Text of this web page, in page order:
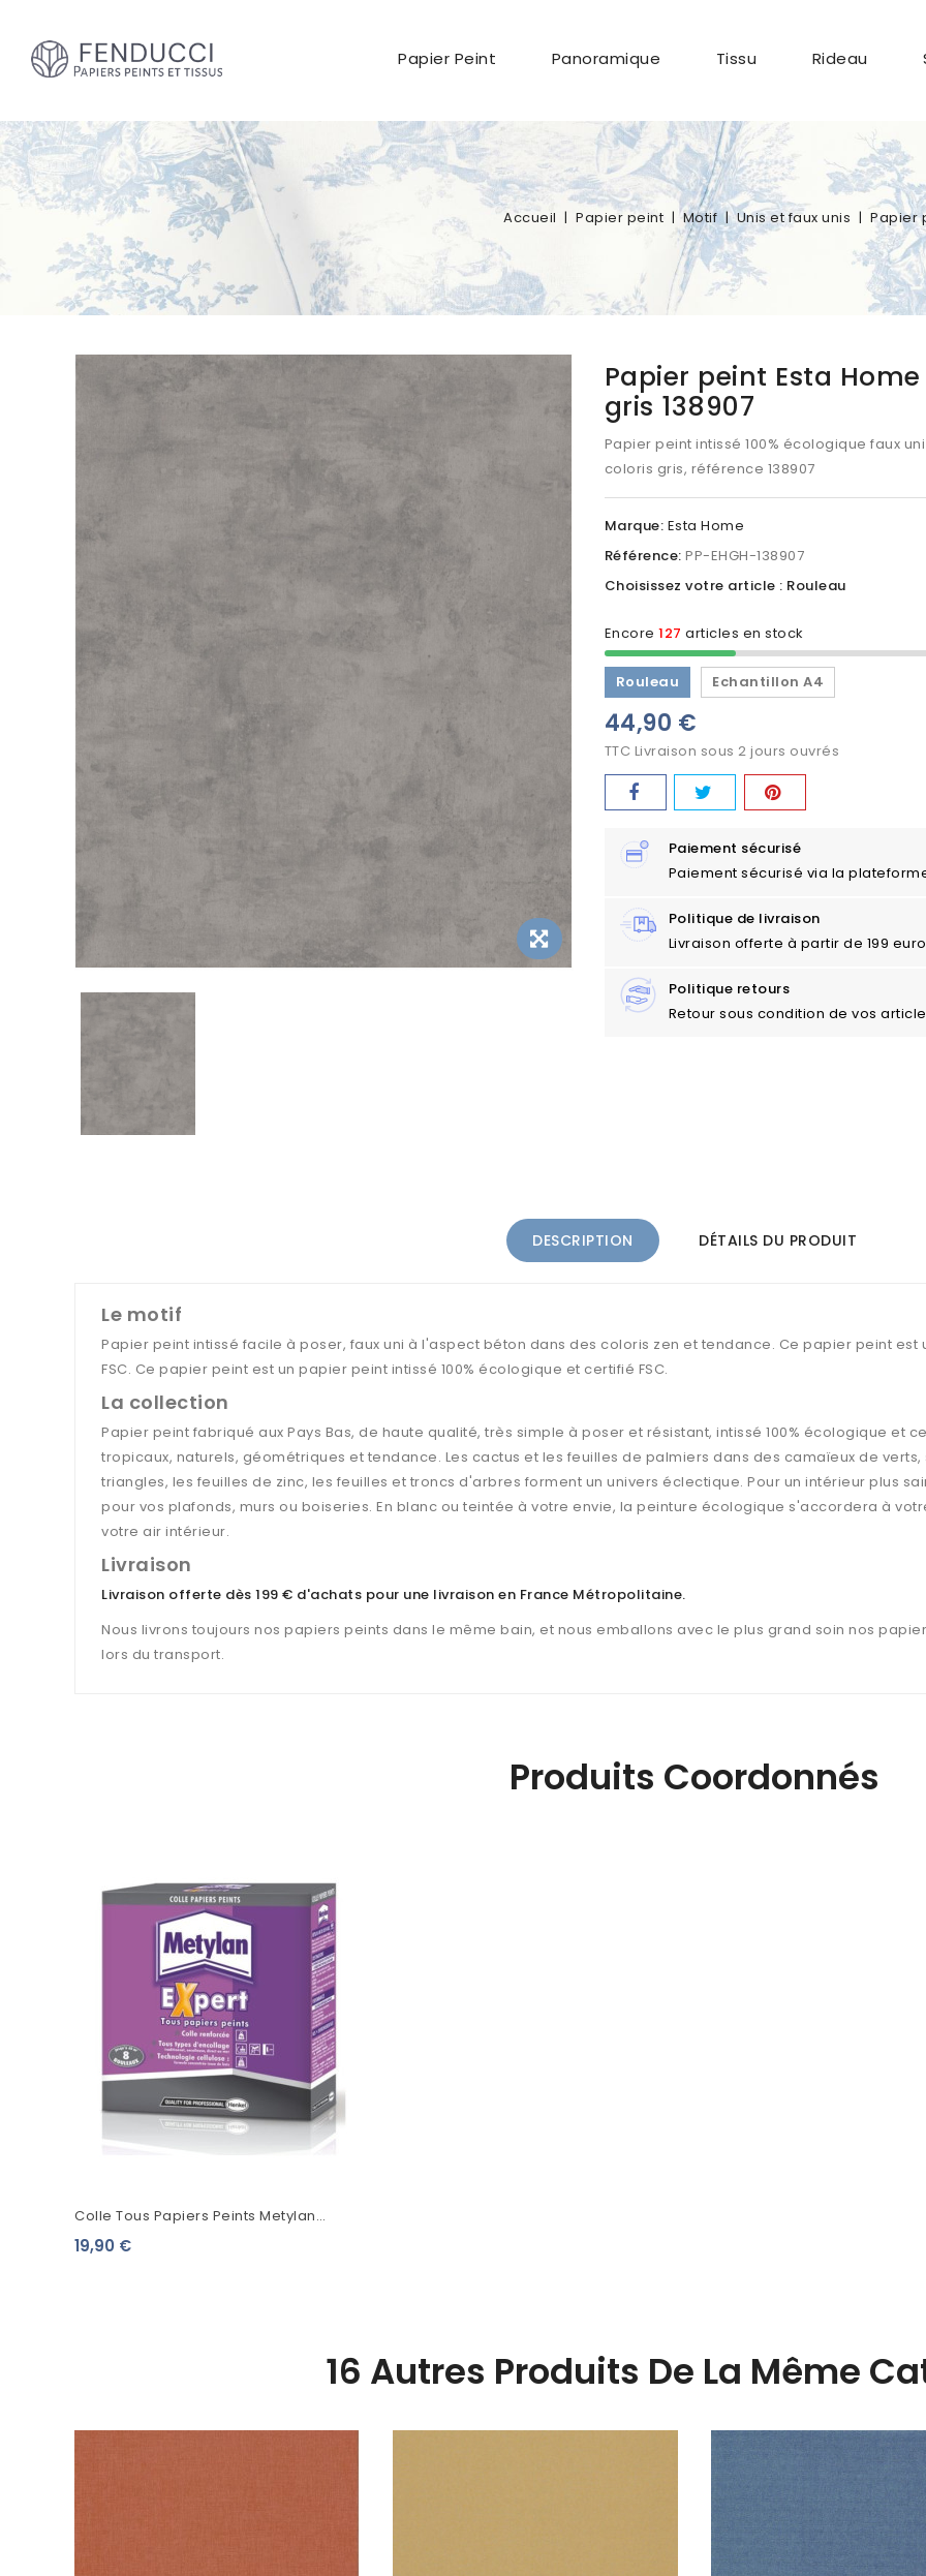
Papier Peint Panoramique Tissu Rideau
Accueil Papier peint Motif Unis et faux unis Papier
Papier peint Esta
gris 138907
Papier peint intissé 100% écologique faux
coloris gris, référence 138907
Marque: Esta Home
Référence: PP-EHGH-138907
Encore 127 articles en stock
Choisissez votre article : Rouleau
Rouleau Echantillon A4
44,90 €
TTC Livraison sous 2 jours ouvrés
Paiement sécurisé
Paiement sécurisé via la
Politique de livraison
Livraison offerte à partir de 199
Politique retours
Retour sous condition de vos
DESCRIPTION DÉTAILS DU PRODUIT
Le motif
Papier peint intissé facile à poser, faux uni à l'aspect béton dans des coloris zen et tendance. Ce papier peint est
FSC. Ce papier peint est un papier peint intissé 100% écologique et certifié FSC.
La collection
Papier peint fabriqué aux Pays Bas, de haute qualité, très simple à poser et résistant, intissé 100% écologique et
tropicaux, naturels, géométriques et tendance. Les cactus et les feuilles de palmiers dans des camaïeux de
triangles, les feuilles de zinc, les feuilles et troncs d'arbres forment un univers éclectique. Pour un intérieur plus
pour vos plafonds, murs ou boiseries. En blanc ou teintée à votre envie, la peinture écologique s'accordera à
votre air intérieur.
Livraison
Livraison offerte dès 199 € d'achats pour une livraison en France Métropolitaine.
Nous livrons toujours nos papiers peints dans le même bain, et nous emballons avec le plus grand soin nos
lors du transport.
Produits Coordonnés
Colle Tous Papiers Peints Metylan
Expert
19,90 €
16 Autres Produits De La Même